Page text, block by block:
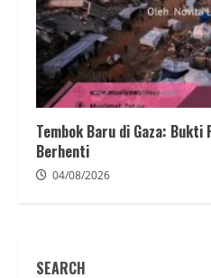
Tembok Baru di Gaza: Bukti
Berhenti
04/08/2026
SEARCH